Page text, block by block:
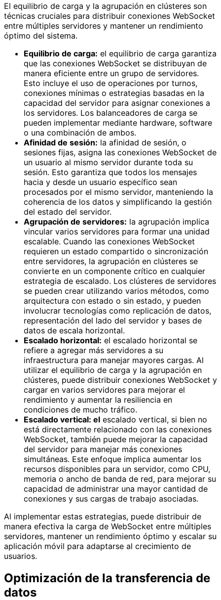
El equilibrio de carga y la agrupación en clústeres son
técnicas cruciales para distribuir conexiones WebSocket
entre múltiples servidores y mantener un rendimiento
óptimo del sistema.
Equilibrio de carga: el equilibrio de carga garantiza
que las conexiones WebSocket se distribuyan de
manera eficiente entre un grupo de servidores.
Esto incluye el uso de operaciones por turnos,
conexiones mínimas o estrategias basadas en la
capacidad del servidor para asignar conexiones a
los servidores. Los balanceadores de carga se
pueden implementar mediante hardware, software
o una combinación de ambos.
Afinidad de sesión: la afinidad de sesión, o
sesiones fijas, asigna las conexiones WebSocket de
un usuario al mismo servidor durante toda su
sesión. Esto garantiza que todos los mensajes
hacia y desde un usuario específico sean
procesados ​​por el mismo servidor, manteniendo la
coherencia de los datos y simplificando la gestión
del estado del servidor.
Agrupación de servidores: la agrupación implica
vincular varios servidores para formar una unidad
escalable. Cuando las conexiones WebSocket
requieren un estado compartido o sincronización
entre servidores, la agrupación en clústeres se
convierte en un componente crítico en cualquier
estrategia de escalado. Los clústeres de servidores
se pueden crear utilizando varios métodos, como
arquitectura con estado o sin estado, y pueden
involucrar tecnologías como replicación de datos,
representación del lado del servidor y bases de
datos de escala horizontal.
Escalado horizontal: el escalado horizontal se
refiere a agregar más servidores a su
infraestructura para manejar mayores cargas. Al
utilizar el equilibrio de carga y la agrupación en
clústeres, puede distribuir conexiones WebSocket y
cargar en varios servidores para mejorar el
rendimiento y aumentar la resiliencia en
condiciones de mucho tráfico.
Escalado vertical: el escalado vertical, si bien no
está directamente relacionado con las conexiones
WebSocket, también puede mejorar la capacidad
del servidor para manejar más conexiones
simultáneas. Este enfoque implica aumentar los
recursos disponibles para un servidor, como CPU,
memoria o ancho de banda de red, para mejorar su
capacidad de administrar una mayor cantidad de
conexiones y sus cargas de trabajo asociadas.
Al implementar estas estrategias, puede distribuir de
manera efectiva la carga de WebSocket entre múltiples
servidores, mantener un rendimiento óptimo y escalar su
aplicación móvil para adaptarse al crecimiento de
usuarios.
Optimización de la transferencia de
datos